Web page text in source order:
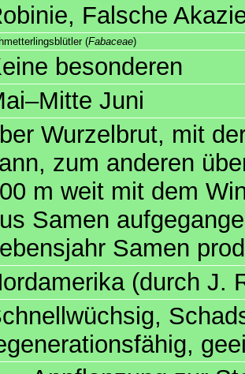
Falsche
(Fabaceae)
besonderen
Juni
Wurzelbrut, mit
zum anderen
m weit mit dem
Samen
Samen
(durch J.